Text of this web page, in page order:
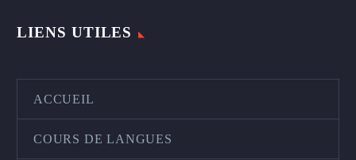
LIENS UTILES
ACCUEIL
COURS DE LANGUES